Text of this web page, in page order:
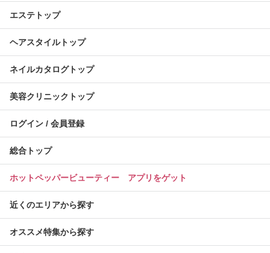
エステトップ
ヘアスタイルトップ
ネイルカタログトップ
美容クリニックトップ
ログイン / 会員登録
総合トップ
ホットペッパービューティー アプリをゲット
近くのエリアから探す
オススメ特集から探す